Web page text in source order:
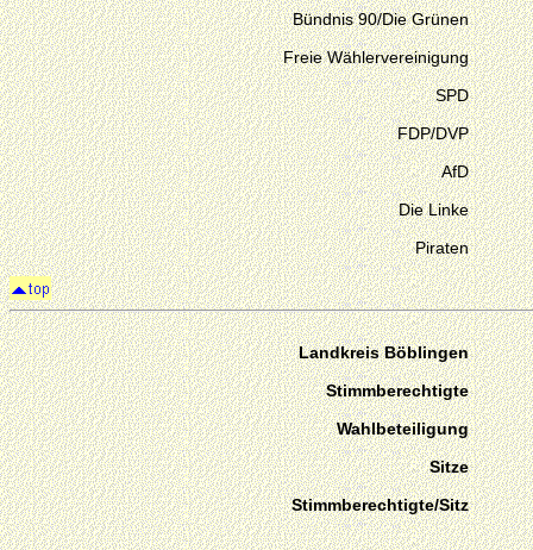
Bündnis 90/Die Grünen
Freie Wählervereinigung
SPD
FDP/DVP
AfD
Die Linke
Piraten
Landkreis Böblingen
Stimmberechtigte
Wahlbeteiligung
Sitze
Stimmberechtigte/Sitz